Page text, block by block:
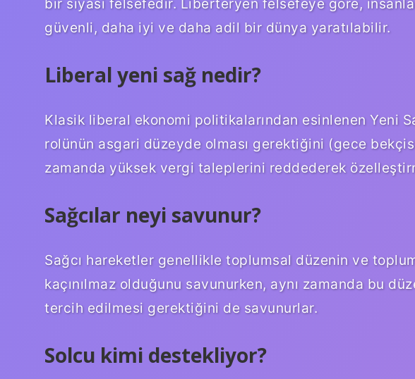
bir siyasi felsefedir. Liberteryen felsefeye göre,
güvenli, daha iyi ve daha adil bir dünya yaratılabilir.
Liberal yeni sağ nedir?
Klasik liberal ekonomi politikalarından esinlenen Yeni
rolünün asgari düzeyde olması gerektiğini (gece
zamanda yüksek vergi taleplerini reddederek
Sağcılar neyi savunur?
Sağcı hareketler genellikle toplumsal düzenin ve
kaçınılmaz olduğunu savunurken, aynı zamanda bu
tercih edilmesi gerektiğini de savunurlar.
Solcu kimi destekliyor?